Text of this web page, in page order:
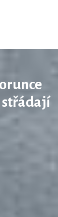
střádají